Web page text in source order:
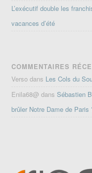
L’exécutif double les
vacances d’été
COMMENTAIRES
Verso dans Les Cols du
Enila68@ dansSébastien
brûler Notre Dame de Paris